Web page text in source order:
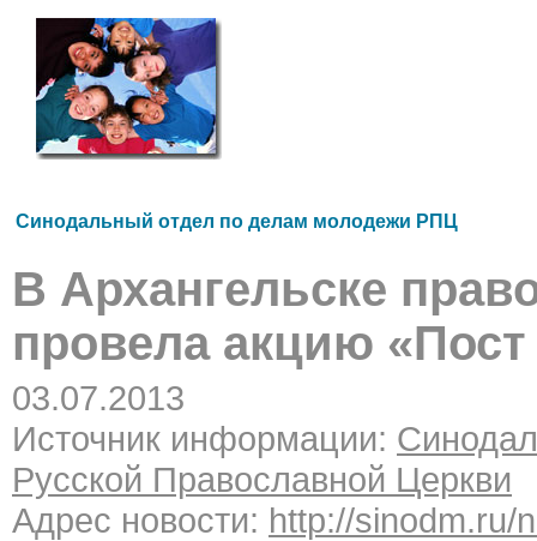
Синодальный отдел по делам молодежи РПЦ
В Архангельске
провела акцию «Пост
03.07.2013
Источник информации:
Русской Православной Церкви
Адрес новости: http://sinodm.ru/